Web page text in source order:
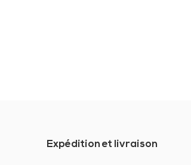
Expédition et livraison